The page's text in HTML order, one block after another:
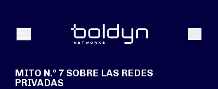
Menú Buscar
MITO N.º 7 SOBRE LAS REDES
PRIVADAS